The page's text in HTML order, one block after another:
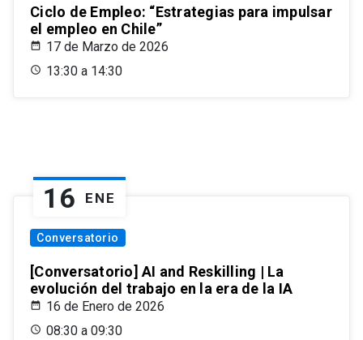
Ciclo de Empleo: “Estrategias para impulsar
el empleo en Chile”
17 de Marzo de 2026
13:30 a 14:30
16 ENE
Conversatorio
[Conversatorio] AI and Reskilling | La
evolución del trabajo en la era de la IA
16 de Enero de 2026
08:30 a 09:30